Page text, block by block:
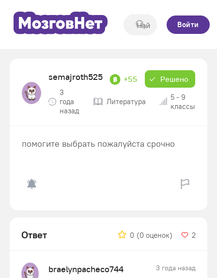
Войти
semajroth525 +55 Решено
3
года
назад
Литература
5 - 9
классы
помогите выбрать пожалуйста срочно
Ответ 0 (0 оценок) 2
braelynpacheco744 3 года назад